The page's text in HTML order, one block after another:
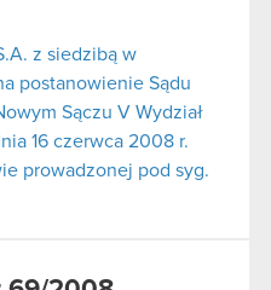
z siedzibą w
postanowienie Sądu
Sączu V Wydział
16 czerwca 2008 r.
prowadzonej pod syg.